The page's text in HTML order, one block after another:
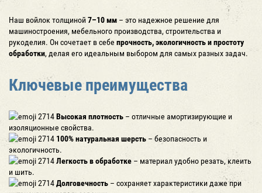
Наш войлок толщиной7–10 мм – это надежное решение для
машиностроения, мебельного производства, строительства и
рукоделия. Он сочетает в себе прочность, экологичность и простоту
обработки, делая его идеальным выбором для самых разных задач.
Ключевые преимущества
Высокая плотность – отличные амортизирующие и
изоляционные свойства.
100% натуральная шерсть – безопасность и
экологичность.
Легкость в обработке – материал удобно резать, клеить
и шить.
Долговечность – сохраняет характеристики даже при